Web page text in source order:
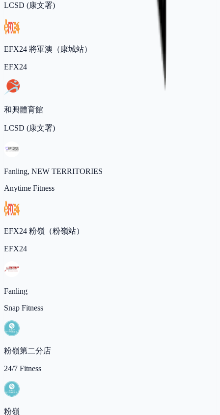
LCSD (康文署)
EFX24 將軍澳（康城站）
EFX24
和興體育館
LCSD (康文署)
Fanling, NEW TERRITORIES
Anytime Fitness
EFX24 粉嶺（粉嶺站）
EFX24
Fanling
Snap Fitness
粉嶺第二分店
24/7 Fitness
粉嶺